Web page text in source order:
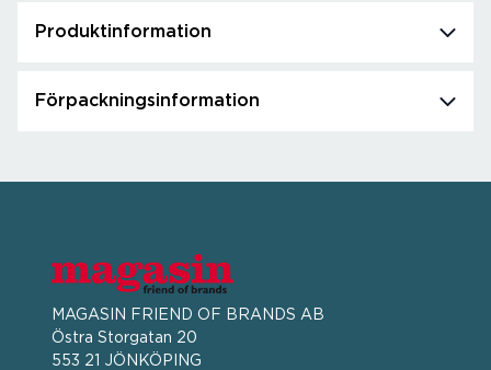
Produktinformation
Förpackningsinformation
MAGASIN FRIEND OF BRANDS AB
Östra Storgatan 20
553 21 JÖNKÖPING